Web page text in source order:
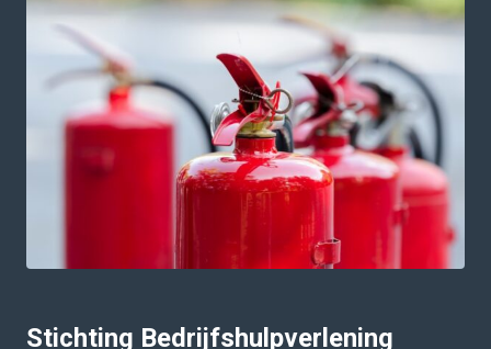
Stichting Bedrijfshulpverlening